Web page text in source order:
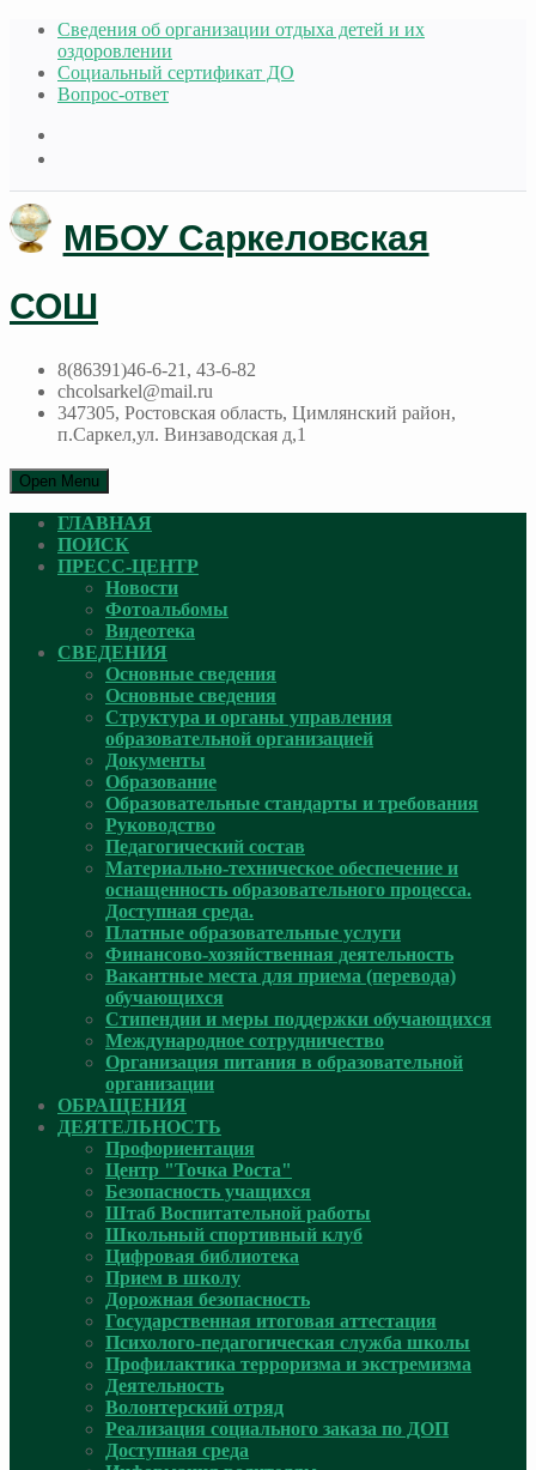
Сведения об организации отдыха детей и их
оздоровлении
Социальный сертификат ДО
Вопрос-ответ
МБОУ Саркеловская
СОШ
8(86391)46-6-21, 43-6-82
chcolsarkel@mail.ru
347305, Ростовская область, Цимлянский район,
п.Саркел,ул. Винзаводская д,1
Open Menu
ГЛАВНАЯ
ПОИСК
ПРЕСС-ЦЕНТР
Новости
Фотоальбомы
Видеотека
СВЕДЕНИЯ
Основные сведения
Основные сведения
Структура и органы управления
образовательной организацией
Документы
Образование
Образовательные стандарты и требования
Руководcтво
Педагогический состав
Материально-техническое обеспечение и
оснащенность образовательного процесса.
Доступная среда.
Платные образовательные услуги
Финансово-хозяйственная деятельность
Вакантные места для приема (перевода)
обучающихся
Стипендии и меры поддержки обучающихся
Международное сотрудничество
Организация питания в образовательной
организации
ОБРАЩЕНИЯ
ДЕЯТЕЛЬНОСТЬ
Профориентация
Центр "Точка Роста"
Безопасность учащихся
Штаб Воспитательной работы
Школьный спортивный клуб
Цифровая библиотека
Прием в школу
Дорожная безопасность
Государственная итоговая аттестация
Психолого-педагогическая служба школы
Профилактика терроризма и экстремизма
Деятельность
Волонтерский отряд
Реализация социального заказа по ДОП
Доступная среда